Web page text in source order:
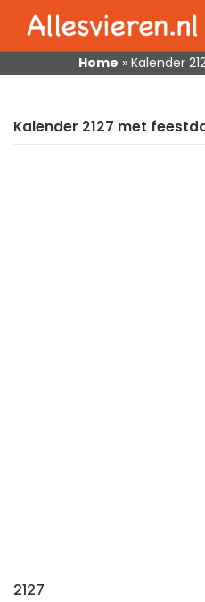
content
Home » Kalender
Kalender 2127 met
2127